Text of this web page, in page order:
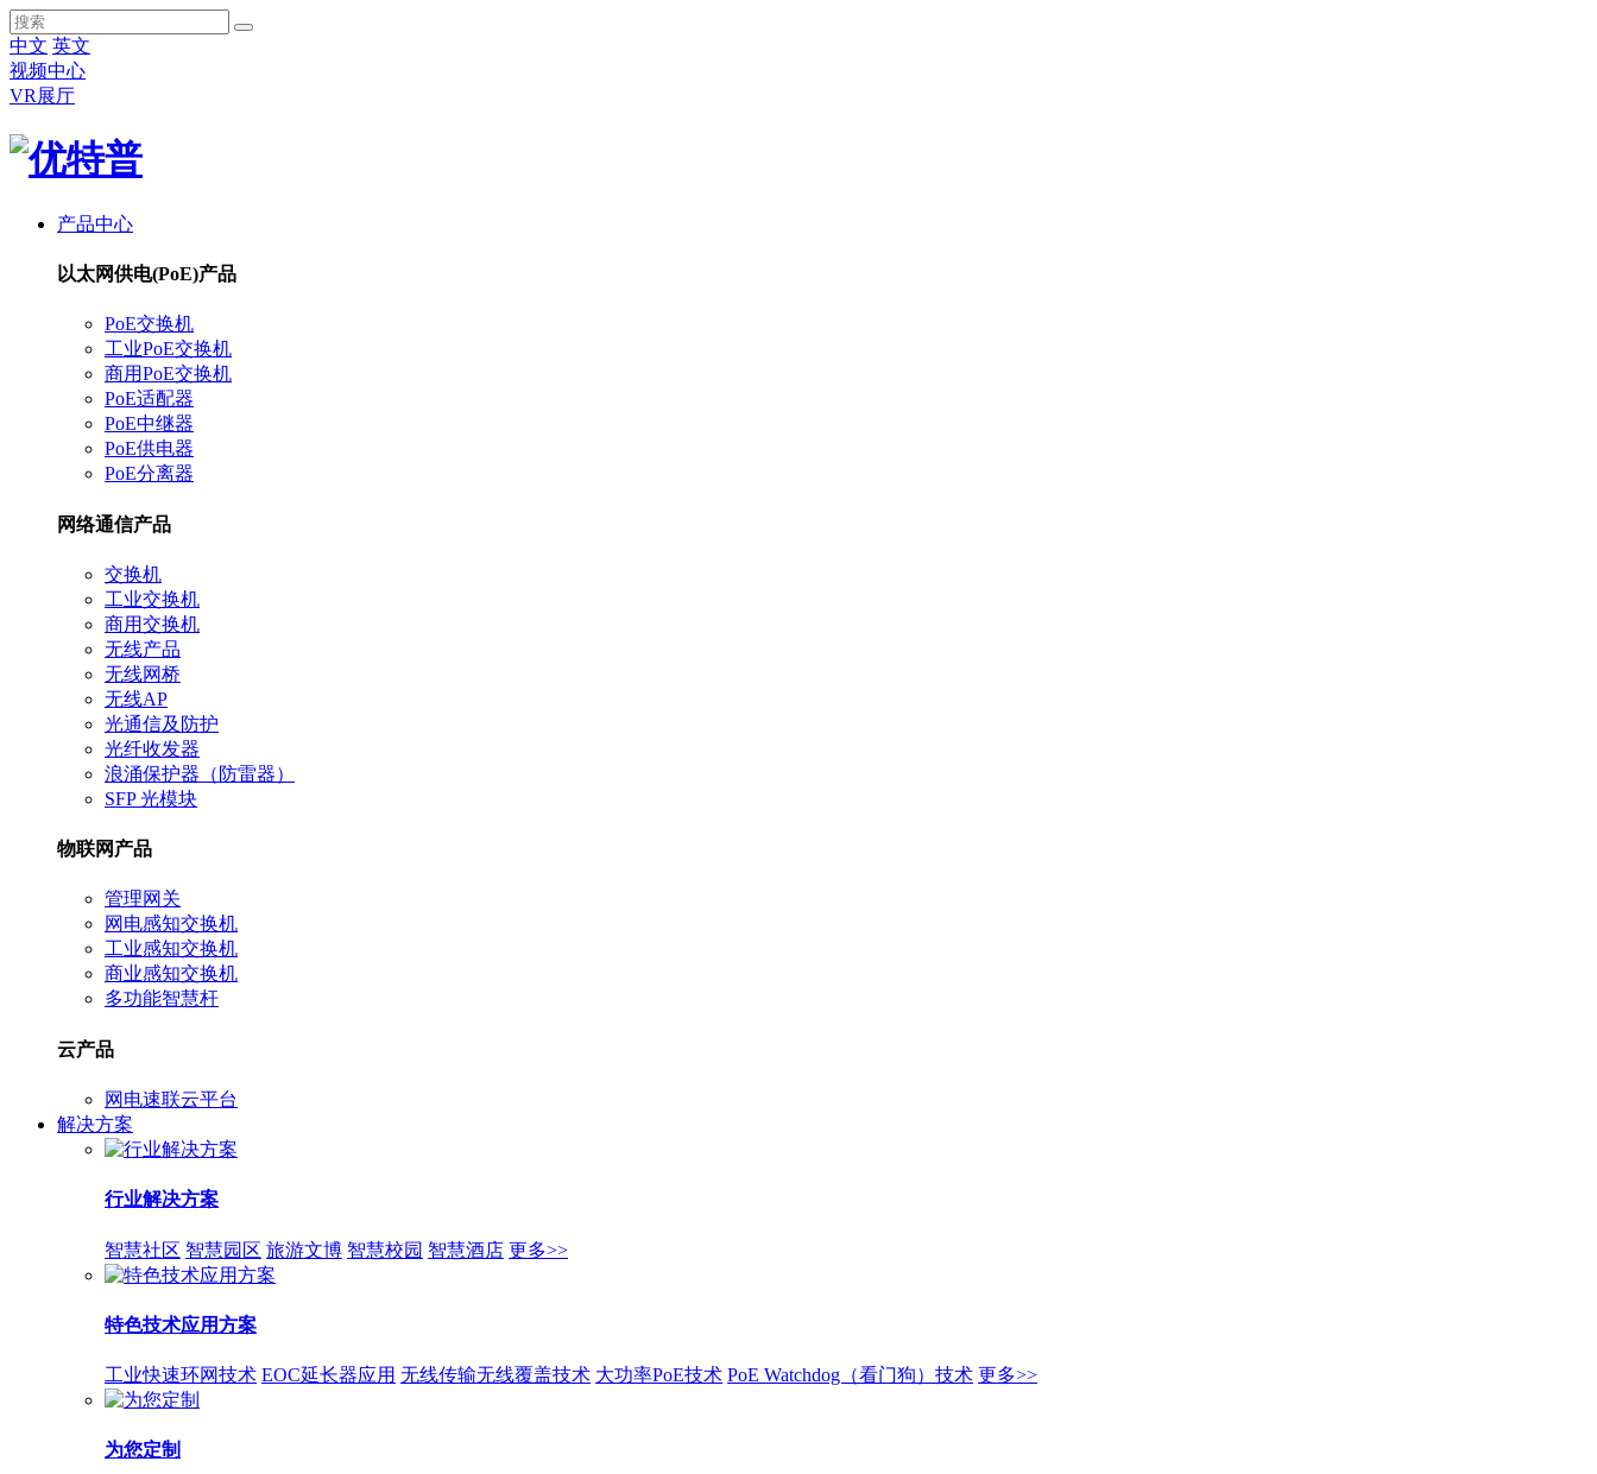
中文 英文
视频中心
VR展厅
产品中心
以太网供电(PoE)产品
PoE交换机
工业PoE交换机
商用PoE交换机
PoE适配器
PoE中继器
PoE供电器
PoE分离器
网络通信产品
交换机
工业交换机
商用交换机
无线产品
无线网桥
无线AP
光通信及防护
光纤收发器
浪涌保护器（防雷器）
SFP 光模块
物联网产品
管理网关
网电感知交换机
工业感知交换机
商业感知交换机
多功能智慧杆
云产品
网电速联云平台
解决方案
行业解决方案
智慧社区 智慧园区 旅游文博 智慧校园 智慧酒店 更多>>
特色技术应用方案
工业快速环网技术 EOC延长器应用 无线传输无线覆盖技术 大功率PoE技术 PoE Watchdog（看门狗）技术 更多>>
为您定制